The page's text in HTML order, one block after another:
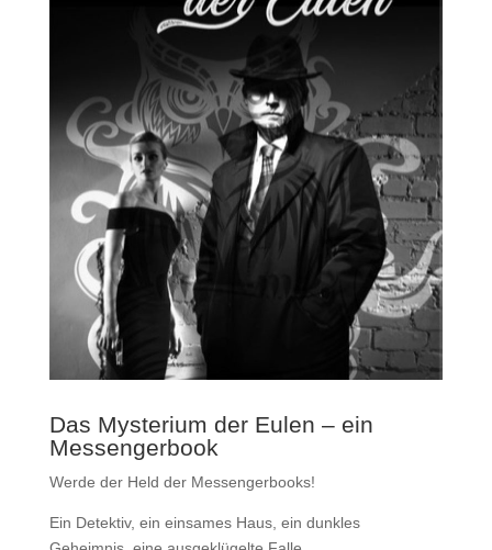
Das Mysterium der Eulen – ein
Messengerbook
Werde der Held der Messengerbooks!
Ein Detektiv, ein einsames Haus, ein dunkles